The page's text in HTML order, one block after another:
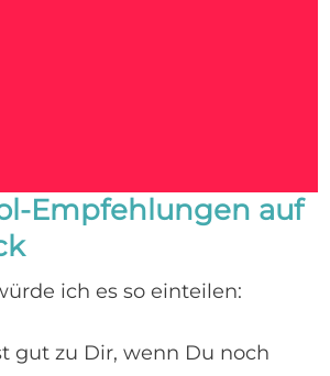
Empfehlungen auf
ich es so einteilen:
gut zu Dir, wenn Du noch